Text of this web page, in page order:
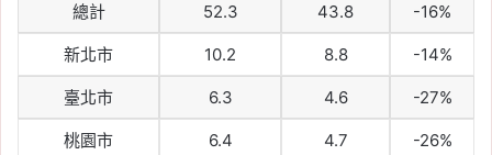
總計 52.3 43.8 -16%
新北市 10.2 8.8 -14%
臺北市 6.3 4.6 -27%
桃園市 6.4 4.7 -26%